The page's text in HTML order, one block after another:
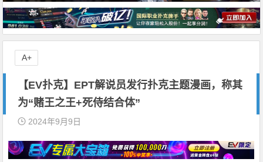
【EV扑克】EPT解说员发行扑克主题漫画，称其
为“赌王之王+死侍结合体”
2024年9月9日
A+